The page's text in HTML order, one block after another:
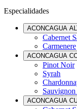
Especialidades
ACONCAGUA
Cabernet
Carmenere
ACONCAGUA
Pinot Noir
Syrah
ACONCAGUA